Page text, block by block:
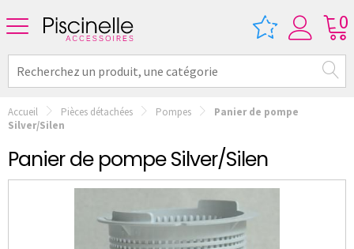
0
Accueil Pièces détachées Pompes
Panier de pompe
Silver/Silen
Panier de pompe Silver/Silen